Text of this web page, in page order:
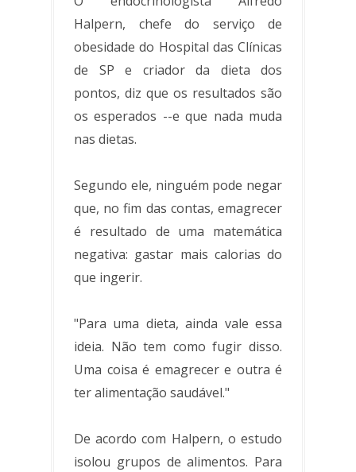
Halpern, chefe do serviço de
obesidade do Hospital das Clínicas
de SP e criador da dieta dos
pontos, diz que os resultados são
os esperados --e que nada muda
nas dietas.
Segundo ele, ninguém pode negar
que, no fim das contas, emagrecer
é resultado de uma matemática
negativa: gastar mais calorias do
que ingerir.
"Para uma dieta, ainda vale essa
ideia. Não tem como fugir disso.
Uma coisa é emagrecer e outra é
ter alimentação saudável."
De acordo com Halpern, o estudo
isolou grupos de alimentos. Para